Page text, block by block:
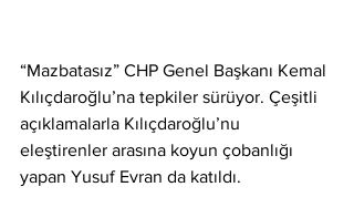
“Mazbatasız” CHP Genel Başkanı Kemal
Kılıçdaroğlu’na tepkiler sürüyor. Çeşitli
açıklamalarla Kılıçdaroğlu’nu
eleştirenler arasına koyun çobanlığı
yapan Yusuf Evran da katıldı.